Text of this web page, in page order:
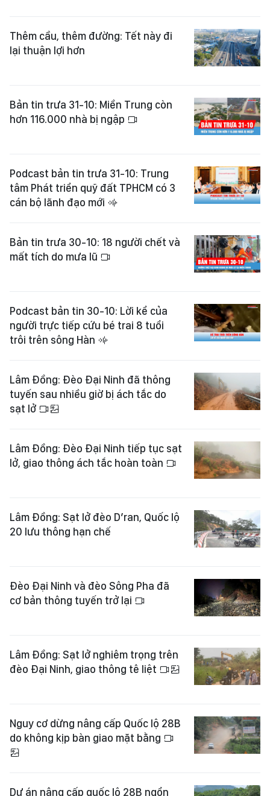
Thêm cầu, thêm đường: Tết này đi
lại thuận lợi hơn
Bản tin trưa 31-10: Miền Trung còn
hơn 116.000 nhà bị ngập
Podcast bản tin trưa 31-10: Trung
tâm Phát triển quỹ đất TPHCM có 3
cán bộ lãnh đạo mới
Bản tin trưa 30-10: 18 người chết và
mất tích do mưa lũ
Podcast bản tin 30-10: Lời kể của
người trực tiếp cứu bé trai 8 tuổi
trôi trên sông Hàn
Lâm Đồng: Đèo Đại Ninh đã thông
tuyến sau nhiều giờ bị ách tắc do
sạt lở
Lâm Đồng: Đèo Đại Ninh tiếp tục sạt
lở, giao thông ách tắc hoàn toàn
Lâm Đồng: Sạt lở đèo D’ran, Quốc lộ
20 lưu thông hạn chế
Đèo Đại Ninh và đèo Sông Pha đã
cơ bản thông tuyến trở lại
Lâm Đồng: Sạt lở nghiêm trọng trên
đèo Đại Ninh, giao thông tê liệt
Nguy cơ dừng nâng cấp Quốc lộ 28B
do không kịp bàn giao mặt bằng
Dự án nâng cấp quốc lộ 28B ngổn